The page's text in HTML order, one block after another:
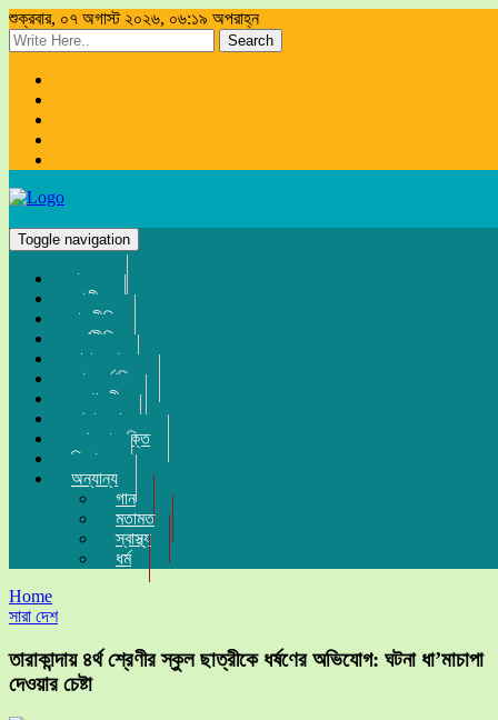
শুক্রবার, ০৭ অগাস্ট ২০২৬, ০৬:১৯ অপরাহ্ন
Search
Toggle navigation
প্রচ্ছদ
জাতীয়
রাজনীতি
অর্থনীতি
সারা দেশ
আন্তর্জাতিক
সম্পাদকীয়
খেলা-ধুলা
তথ্য-প্রযুক্তি
বিনোদন
অন্যান্য
গান
মতামত
স্বাস্থ্য
ধর্ম
Home
সারা দেশ
তারাকান্দায় ৪র্থ শ্রেণীর স্কুল ছাত্রীকে ধর্ষণের অভিযোগ: ঘটনা ধা’মাচাপা
দেওয়ার চেষ্টা